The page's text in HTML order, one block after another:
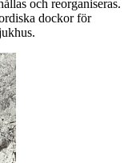
och reorganiseras.
dockor för